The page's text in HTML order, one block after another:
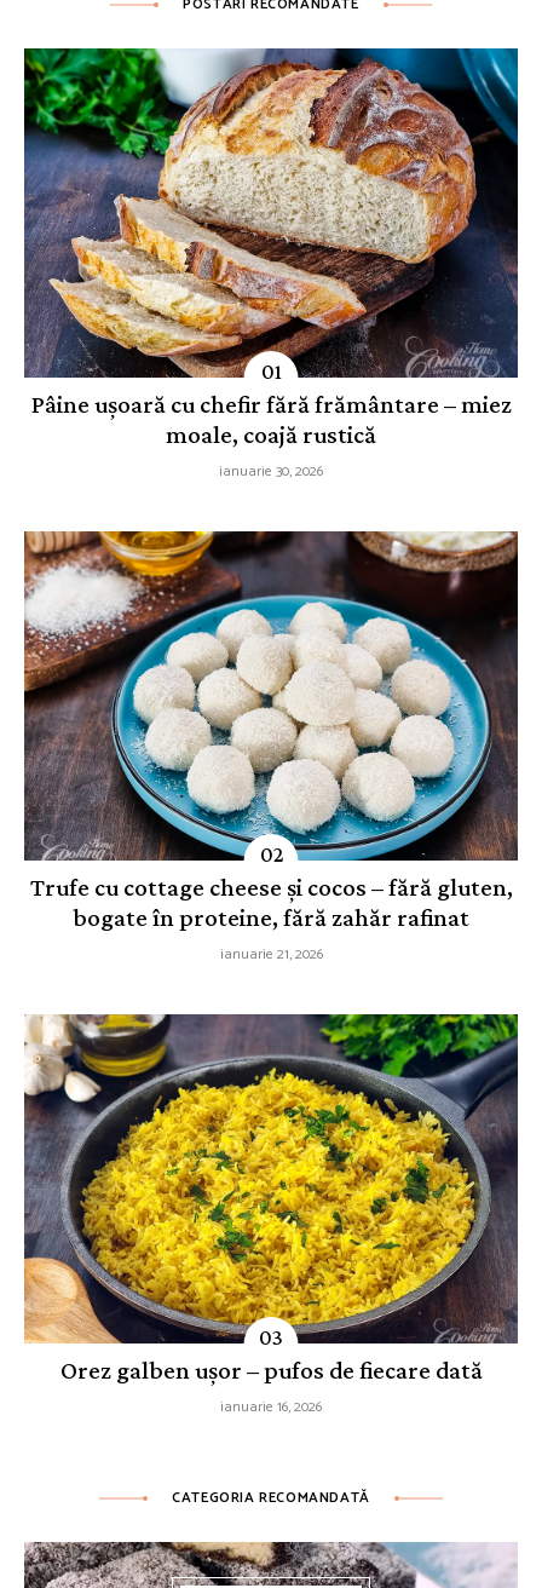
Pâine ușoară cu chefir fără frământare – miez
moale, coajă rustică
ianuarie 30, 2026
Trufe cu cottage cheese și cocos – fără gluten,
bogate în proteine, fără zahăr rafinat
ianuarie 21, 2026
Orez galben ușor – pufos de fiecare dată
ianuarie 16, 2026
CATEGORIA RECOMANDATĂ